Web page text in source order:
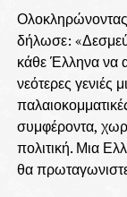
δήλωσε:
κάθε Έλληνα να
νεότερες γενιές
συμφέροντα,
πολιτική. Μια
θα